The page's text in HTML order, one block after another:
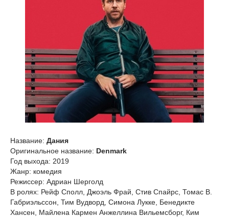
Название: Дания
Оригинальное название: Denmark
Год выхода: 2019
Жанр: комедия
Режиссер: Адриан Шерголд
В ролях: Рейф Сполл, Джоэль Фрай, Стив Спайрс, Томас В.
Габриэльссон, Тим Вудворд, Симона Лукке, Бенедикте
Хансен, Майлена Кармен Анжеллина Вильемсборг, Ким